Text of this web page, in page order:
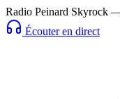
Radio Peinard Skyrock
Écouter en direct